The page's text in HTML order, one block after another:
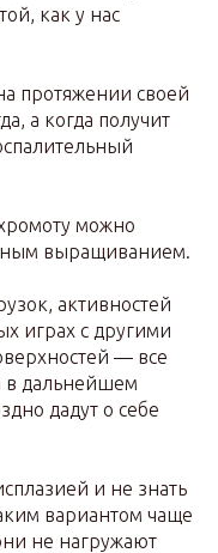
как у нас
протяжении своей
а когда получит
можно
выращиванием.
активностей
играх с другими
— все
в дальнейшем
дадут о себе
и не знать
вариантом чаще
не нагружают